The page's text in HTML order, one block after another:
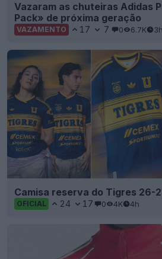
Vazaram as chuteiras Adidas
Pack» de próxima geração
VAZAMENTO 17 7 0 6.7K 3h
Camisa reserva do Tigres 26-
OFICIAL 24 17 0 4K 4h